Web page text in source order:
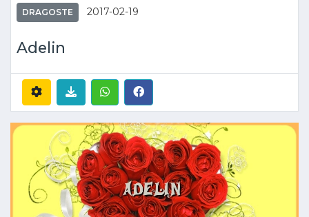
DRAGOSTE 2017-02-19
Adelin